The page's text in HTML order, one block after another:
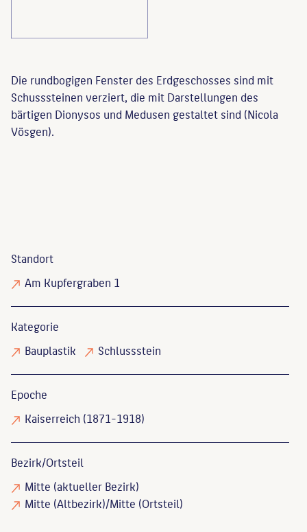
Die rundbogigen Fenster des Erdgeschosses sind mit
Schusssteinen verziert, die mit Darstellungen des
bärtigen Dionysos und Medusen gestaltet sind (Nicola
Vösgen).
Standort
Am Kupfergraben 1
Kategorie
Bauplastik
Schlussstein
Epoche
Kaiserreich (1871-1918)
Bezirk/Ortsteil
Mitte (aktueller Bezirk)
Mitte (Altbezirk)/Mitte (Ortsteil)